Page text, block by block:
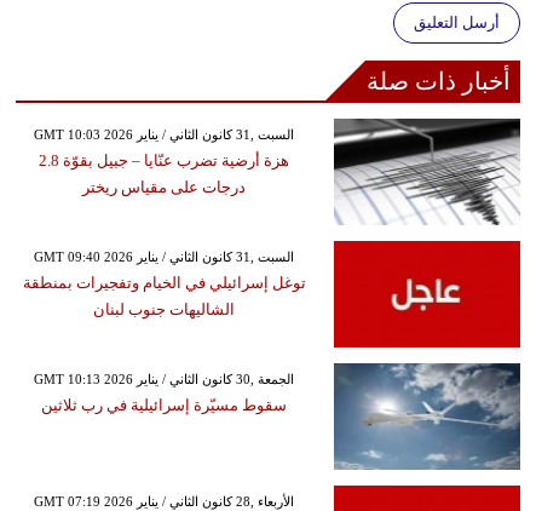
أرسل التعليق
أخبار ذات صلة
GMT 10:03 2026 السبت ,31 كانون الثاني / يناير
هزة أرضية تضرب عنّايا – جبيل بقوّة 2.8
درجات على مقياس ريختر
GMT 09:40 2026 السبت ,31 كانون الثاني / يناير
توغل إسرائيلي في الخيام وتفجيرات بمنطقة
الشاليهات جنوب لبنان
GMT 10:13 2026 الجمعة ,30 كانون الثاني / يناير
سقوط مسيّرة إسرائيلية في رب ثلاثين
GMT 07:19 2026 الأربعاء ,28 كانون الثاني / يناير